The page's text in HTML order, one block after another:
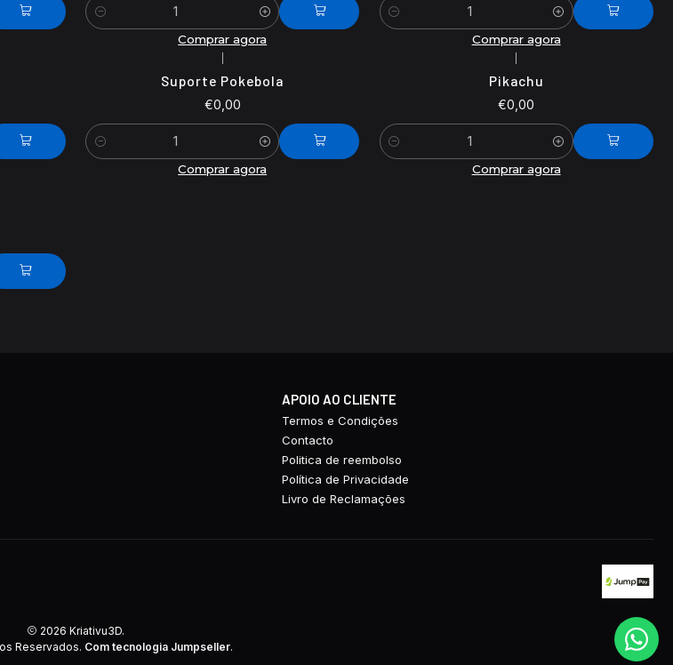
Quantidade
Comprar agora
Quantidade
Comprar agora
Suporte Pokebola
€0,00
Quantidade
Comprar agora
Pikachu
€0,00
Quantidade
Comprar agora
APOIO AO CLIENTE
Termos e Condições
Contacto
Politica de reembolso
Política de Privacidade
Livro de Reclamações
2026 Kriativu3D.
Reservados. Com tecnologia Jumpseller.